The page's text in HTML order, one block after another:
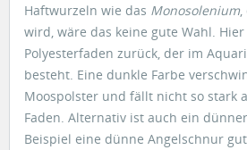
Haftwurzeln wie das Monosolenium,
wird, wäre das keine gute Wahl.
Polyesterfaden zurück, der im
besteht. Eine dunkle Farbe
Moospolster und fällt nicht so stark
Faden. Alternativ ist auch ein
Beispiel eine dünne Angelschnur